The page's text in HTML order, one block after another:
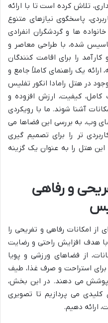
تلاش کرده است تا با ارائه
پاسخگوی نیازهای متنوع
ها و گردشگران انفرادی
این هتل که در سال ۲۰۱۸ تاسیس شده، با طراحی معاصر و
را برای اقامت کنندگان
یک راهنمای کاملاً جامع و
در هتل رامادا انکور تفلیس
کامل، کیفیت، ارزش افزوده و
آشنا شوند. ما با رویکردی
وب، به بررسی این فضاها می
تر را برای تصمیم گیری
این هتل را به عنوان یک گزینه
و رفاهی
از امکانات رفاهی و تفریحی را
هدف افزایش راحتی و رضایت
از فضاهای ورزشی و پویا
برای استراحت و صرف غذا، طیف
پوشش می دهند. در این بخش،
می پردازیم تا تصویری
ارائه دهیم.